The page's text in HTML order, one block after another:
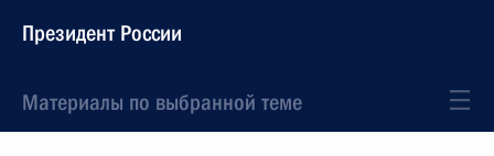
Президент России
Материалы по выбранной теме